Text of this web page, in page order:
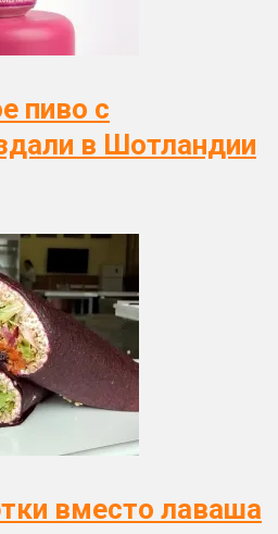
пиво с
в Шотландии
вместо лаваша